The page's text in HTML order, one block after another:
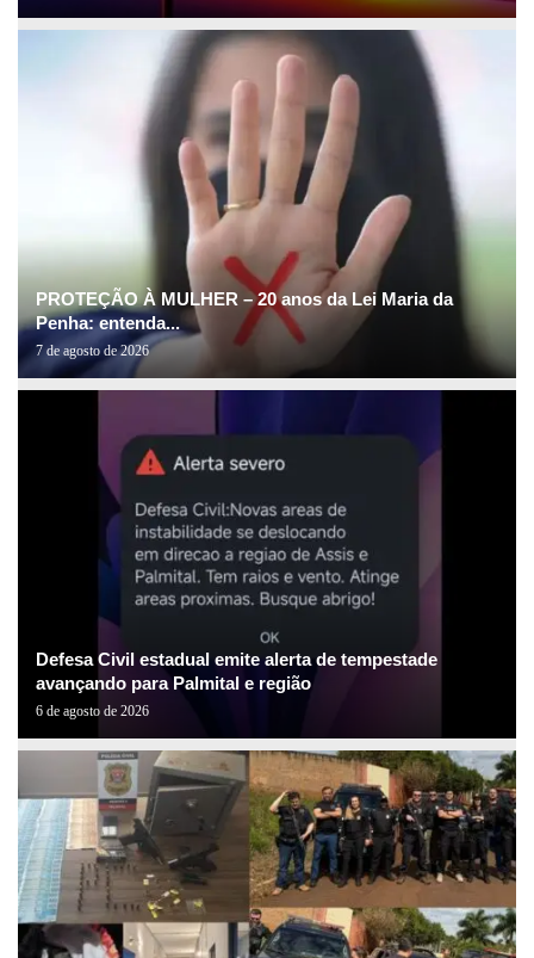
PROTEÇÃO À MULHER – 20 anos da Lei Maria da
Penha: entenda...
7 de agosto de 2026
Defesa Civil estadual emite alerta de tempestade
avançando para Palmital e região
6 de agosto de 2026